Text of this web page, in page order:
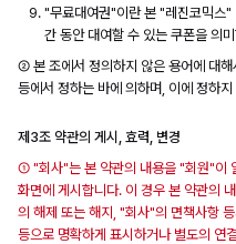
"무료대여권"이란 본 "레진코믹스"
간 동안 대여할 수 있는 쿠폰을 의
② 본 조에서 정의하지 않은 용어에 대
등에서 정하는 바에 의하며, 이에 정하
제3조 약관의 게시, 효력, 변경
① "회사"는 본 약관의 내용을 "회원"이
화면에 게시합니다. 이 경우 본 약관의
의 해제 또는 해지, "회사"의 면책사항
등으로 명확하게 표시하거나 별도의 연